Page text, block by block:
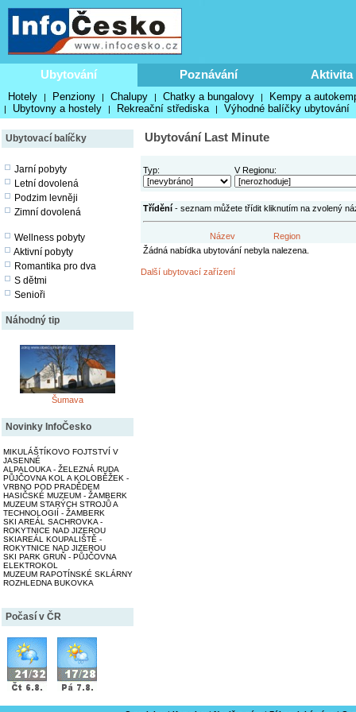
Ubytování Poznávání Aktivita
Hotely | Penziony | Chalupy | Chatky a bungalovy | Kempy a
| Ubytovny a hostely | Rekreační střediska | Výhodné balíčky ubytování
Ubytovací balíčky
Jarní pobyty
Letní dovolená
Podzim levněji
Zimní dovolená
Wellness pobyty
Aktivní pobyty
Romantika pro dva
S dětmi
Senioři
Náhodný tip
Šumava
Novinky InfoČesko
MIKULÁŠTÍKOVO FOJTSTVÍ V
JASENNÉ
ALPALOUKA - ŽELEZNÁ RUDA
PŮJČOVNA KOL A KOLOBĚŽEK -
VRBNO POD PRADĚDEM
HASIČSKÉ MUZEUM - ŽAMBERK
MUZEUM STARÝCH STROJŮ A
TECHNOLOGIÍ - ŽAMBERK
SKI AREÁL SACHROVKA -
ROKYTNICE NAD JIZEROU
SKIAREÁL KOUPALIŠTĚ -
ROKYTNICE NAD JIZEROU
SKI PARK GRUŇ - PŮJČOVNA
ELEKTROKOL
MUZEUM RAPOTÍNSKÉ SKLÁRNY
ROZHLEDNA BUKOVKA
Počasí v ČR
Ubytování Last Minute
Typ: V Regionu:
Třídění - seznam můžete třídit kliknutím na zvolený
Název
Region
Žádná nabídka ubytování nebyla nalezena.
Další ubytovací zařízení